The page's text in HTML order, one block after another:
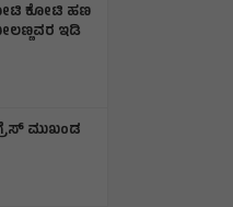
ಕೋಟಿ ಹಣ
ಇಡಿ
ಮುಖಂಡ